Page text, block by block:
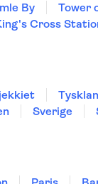
By Tower
Cross
Sverige